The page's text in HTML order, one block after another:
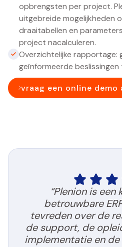
opbrengsten per project.
uitgebreide mogelijkheden
draaitabellen en
project nacalculeren.
Overzichtelijke rapportage:
geïnformeerde beslissingen
vraag een online demo
“Plenion is een
betrouwbare
tevreden over de
de support, de
implementatie en